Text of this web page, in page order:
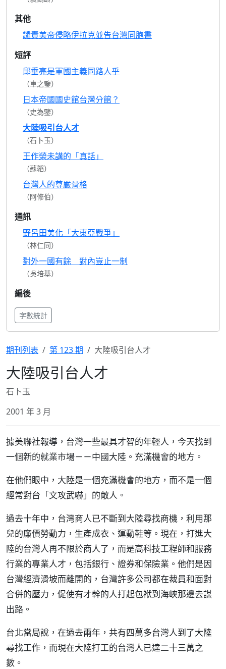
其他
譴責美帝侵略伊拉克並告台灣同胞書
短評
邱垂亮是軍國主義同路人乎
（車之鑒）
日本帝國國史館台灣分館？
（史為鑒）
大陸吸引台人才
（石卜玉）
王作榮未講的「真話」
（蘇韜）
台灣人的尊嚴骨格
（阿修伯）
通訊
野呂田美化「大東亞戰爭」
（林仁同）
對外一國有餘 對內豈止一制
（吳培基）
編後
字數統計
期刊列表 第 123 期 大陸吸引台人才
大陸吸引台人才
石卜玉
2001 年 3 月
據美聯社報導，台灣一些最具才智的年輕人，今天找到
一個新的就業市場－－中國大陸。充滿機會的地方。
在他們眼中，大陸是一個充滿機會的地方，而不是一個
經常對台「文攻武嚇」的敵人。
過去十年中，台灣商人已不斷到大陸尋找商機，利用那
兒的廉價勞動力，生產成衣、運動鞋等。現在，打進大
陸的台灣人再不限於商人了，而是高科技工程師和服務
行業的專業人才，包括銀行、證券和保險業。他們是因
台灣經濟滑坡而離開的，台灣許多公司都在裁員和面對
合併的壓力，促使有才幹的人打起包袱到海峽那邊去謀
出路。
台北當局說，在過去兩年，共有四萬多台灣人到了大陸
尋找工作，而現在大陸打工的台灣人已達二十三萬之
數。